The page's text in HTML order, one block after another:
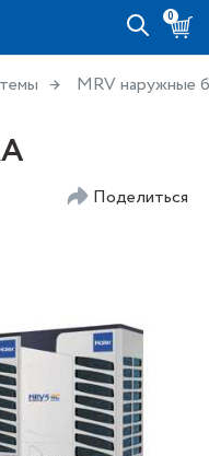
0
MRV наружные
Поделиться